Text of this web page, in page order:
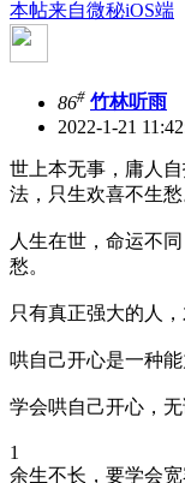
本帖来自微秘iOS端
86# 竹林听雨
2022-1-21
世上本无事，庸人
法，只生欢喜不生愁
人生在世，命运不
愁。
只有真正强大的人
哄自己开心是一种
学会哄自己开心，
1
余生不长，要学会宽